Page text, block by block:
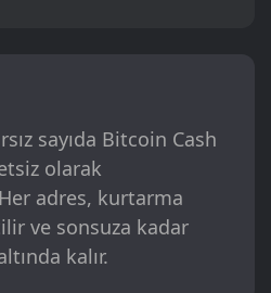
sayıda Bitcoin Cash
olarak
adres, kurtarma
ve sonsuza kadar
kalır.